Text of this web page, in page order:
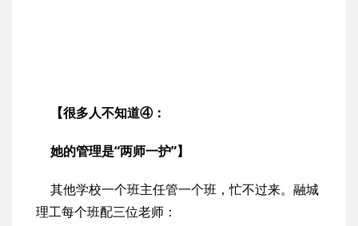
【很多人不知道④：
她的管理是“两师一护”】
其他学校一个班主任管一个班，忙不过来。融城
理工每个班配三位老师：